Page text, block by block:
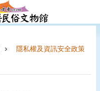
隱私權及資訊安全政策